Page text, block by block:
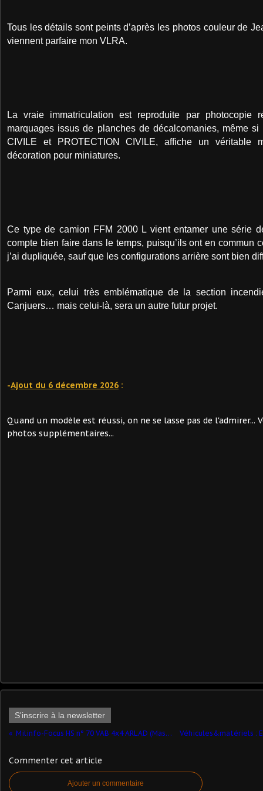
Tous les détails sont peints d’après les photos couleur de
viennent parfaire mon VLRA.
La vraie immatriculation est reproduite par photocopie
marquages issus de planches de décalcomanies, même
CIVILE et PROTECTION CIVILE, affiche un véritable
décoration pour miniatures.
Ce type de camion FFM 2000 L vient entamer une série
compte bien faire dans le temps, puisqu’ils ont en commun
j’ai dupliquée, sauf que les configurations arrière sont bien
Parmi eux, celui très emblématique de la section
Canjuers… mais celui-là, sera un autre futur projet.
-Ajout du 6 décembre 2026 :
Quand un modèle est réussi, on ne se lasse pas de l'admirer...
photos supplémentaires...
S'inscrire à la newsletter
Milinfo-Focus HS n° 70 VAB 4x4 ARLAD (Master Fighter - 1/48) ​
Commenter cet article
Ajouter un commentaire